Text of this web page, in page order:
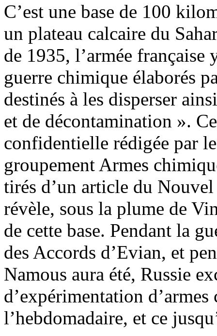
C’est une base de 100
un plateau calcaire du
de 1935, l’armée française
guerre chimique élaborés
destinés à les disperser
et de décontamination ».
confidentielle rédigée par
groupement Armes
tirés d’un article du
révèle, sous la plume de
de cette base. Pendant la
des Accords d’Evian, et
Namous aura été, Russie
d’expérimentation
l’hebdomadaire, et ce